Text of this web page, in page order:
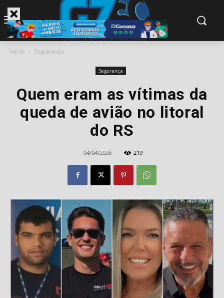
Início Segurança
Segurança
Quem eram as vítimas da
queda de avião no litoral
do RS
04/04/2026 219
modal-check